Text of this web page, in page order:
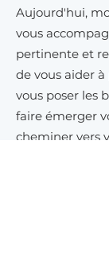
Aujourd'hui,
vous
pertinente et
de vous aider
vous poser les
faire émerger
cheminer vers